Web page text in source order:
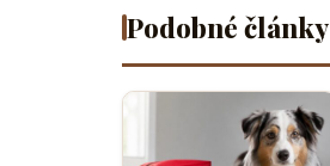
Podobné články